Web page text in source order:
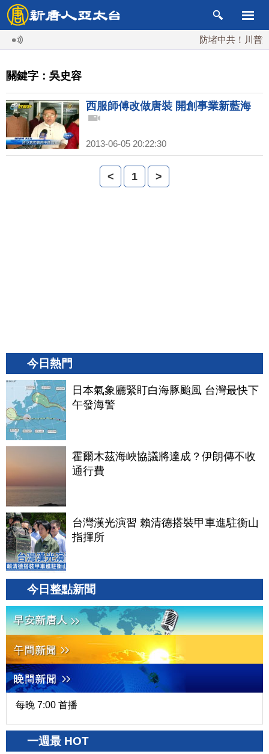
防堵中共！川普
關鍵字：吳史容
西服師傅改做唐裝 開創事業新藍海
2013-06-05 20:22:30
< 1 >
今日熱門
日本氣象廳緊盯白海豚颱風 台灣最快下
午發海警
霍爾木茲海峽協議將達成？伊朗傳不收
通行費
台灣漢光演習 賴清德搭裝甲車進駐衡山
指揮所
今日整點新聞
每晚 7:00 首播
一週最 HOT